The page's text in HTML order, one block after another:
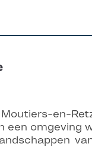
en-
een omgeving